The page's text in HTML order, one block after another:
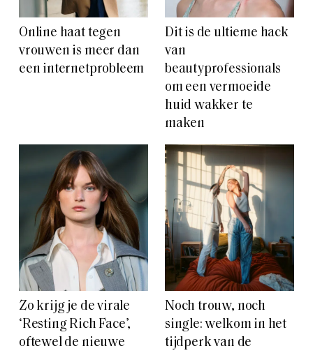
Online haat tegen
vrouwen is meer dan
een internetprobleem
Dit is de ultieme hack
van
beautyprofessionals
om een vermoeide
huid wakker te
maken
Zo krijg je de virale
‘Resting Rich Face’,
oftewel de nieuwe
Noch trouw, noch
single: welkom in het
tijdperk van de